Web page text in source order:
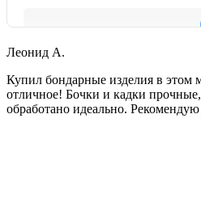
Леонид А.
Купил бондарные изделия в этом
отличное! Бочки и кадки прочные,
обработано идеально.